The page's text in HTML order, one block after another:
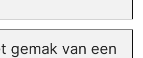
gemak van een